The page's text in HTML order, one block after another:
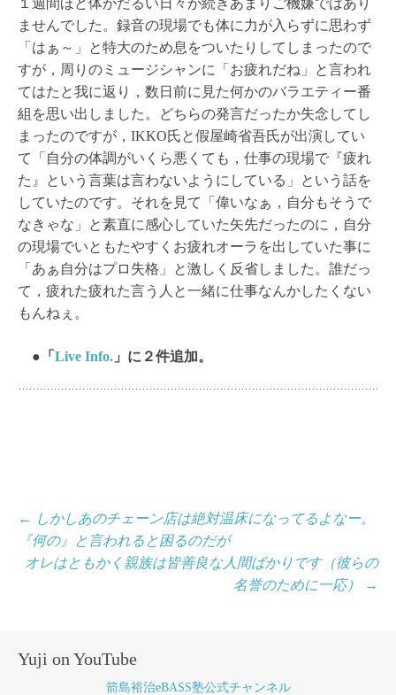
ませんでした。録音の現場でも体に力が入らずに思わず
「はぁ～」と特大のため息をついたりしてしまったので
すが，周りのミュージシャンに「お疲れだね」と言われ
てはたと我に返り，数日前に見た何かのバラエティー番
組を思い出しました。どちらの発言だったか失念してし
まったのですが，IKKO氏と假屋崎省吾氏が出演してい
て「自分の体調がいくら悪くても，仕事の現場で『疲れ
た』という言葉は言わないようにしている」という話を
していたのです。それを見て「偉いなぁ，自分もそうで
なきゃな」と素直に感心していた矢先だったのに，自分
の現場でいともたやすくお疲れオーラを出していた事に
「あぁ自分はプロ失格」と激しく反省しました。誰だっ
て，疲れた疲れた言う人と一緒に仕事なんかしたくない
もんねぇ。
●「 Live Info. 」に２件追加。
投
ー
←
しかしあのチェーン店は絶対温床になってるよなー。
『何の』と言われると困るのだが
オレはともかく親族は皆善良な人間ばかりです（彼らの
名誉のために一応）
→
Yuji on YouTube
箭島裕治eBASS塾公式チャンネル